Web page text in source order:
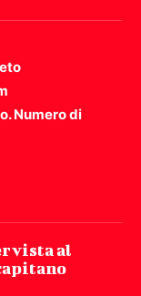
Numero di
al